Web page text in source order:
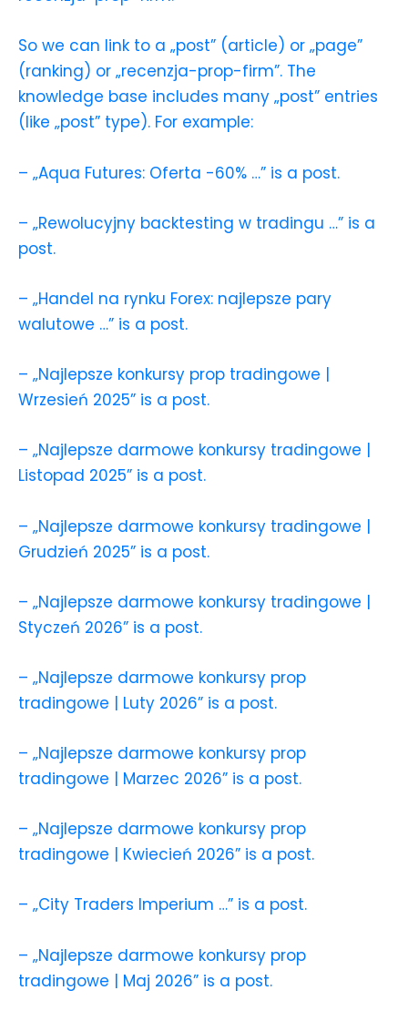
So we can link to a „post” (article) or „page”
(ranking) or „recenzja-prop-firm”. The
knowledge base includes many „post” entries
(like „post” type). For example:
– „Aqua Futures: Oferta -60% …” is a post.
– „Rewolucyjny backtesting w tradingu …” is a
post.
– „Handel na rynku Forex: najlepsze pary
walutowe …” is a post.
– „Najlepsze konkursy prop tradingowe |
Wrzesień 2025” is a post.
– „Najlepsze darmowe konkursy tradingowe |
Listopad 2025” is a post.
– „Najlepsze darmowe konkursy tradingowe |
Grudzień 2025” is a post.
– „Najlepsze darmowe konkursy tradingowe |
Styczeń 2026” is a post.
– „Najlepsze darmowe konkursy prop
tradingowe | Luty 2026” is a post.
– „Najlepsze darmowe konkursy prop
tradingowe | Marzec 2026” is a post.
– „Najlepsze darmowe konkursy prop
tradingowe | Kwiecień 2026” is a post.
– „City Traders Imperium …” is a post.
– „Najlepsze darmowe konkursy prop
tradingowe | Maj 2026” is a post.